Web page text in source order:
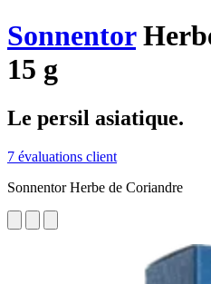
Sonnentor
15 g
Le persil asiatique.
7 évaluations client
Sonnentor Herbe de Coriandre